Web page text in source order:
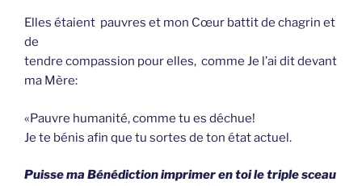
Elles étaient pauvres et mon Cœur battit de chagrin et
de
tendre compassion pour elles, comme Je l’ai dit devant
ma Mère:
«Pauvre humanité, comme tu es déchue!
Je te bénis afin que tu sortes de ton état actuel.
Puisse ma Bénédiction imprimer en toi le triple sceau